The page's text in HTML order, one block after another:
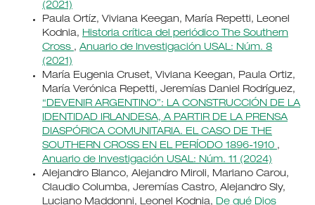
(2021)
Paula Ortíz, Viviana Keegan, María Repetti, Leonel
Kodnia, Historia crítica del periódico The Southern
Cross , Anuario de Investigación USAL: Núm. 8
(2021)
María Eugenia Cruset, Viviana Keegan, Paula Ortiz,
María Verónica Repetti, Jeremías Daniel Rodríguez,
“DEVENIR ARGENTINO”: LA CONSTRUCCIÓN DE LA
IDENTIDAD IRLANDESA, A PARTIR DE LA PRENSA
DIASPÓRICA COMUNITARIA. EL CASO DE THE
SOUTHERN CROSS EN EL PERÍODO 1896-1910 ,
Anuario de Investigación USAL: Núm. 11 (2024)
Alejandro Blanco, Alejandro Miroli, Mariano Carou,
Claudio Columba, Jeremías Castro, Alejandro Sly,
Luciano Maddonni, Leonel Kodnia, De qué Dios